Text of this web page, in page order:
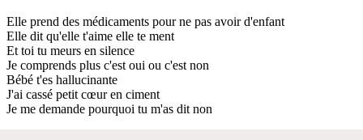
Elle prend des médicaments pour ne pas avoir d'enfant
Elle dit qu'elle t'aime elle te ment
Et toi tu meurs en silence
Je comprends plus c'est oui ou c'est non
Bébé t'es hallucinante
J'ai cassé petit cœur en ciment
Je me demande pourquoi tu m'as dit non